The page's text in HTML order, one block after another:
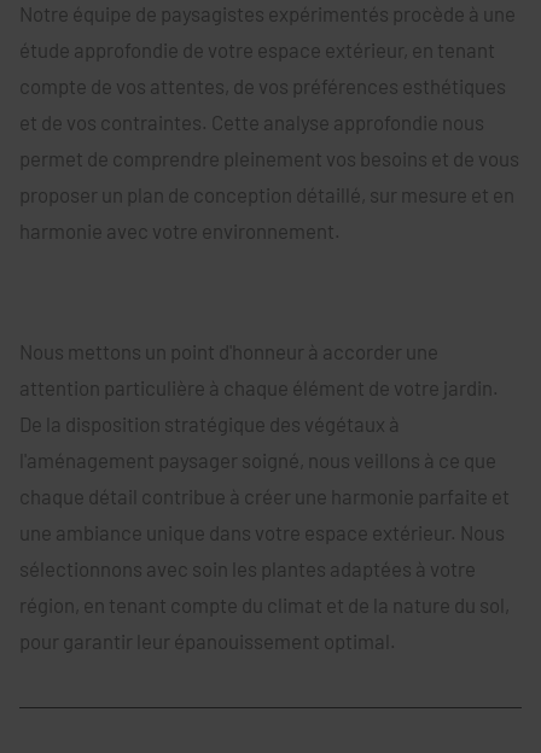
Notre équipe de paysagistes expérimentés procède à une
étude approfondie de votre espace extérieur, en tenant
compte de vos attentes, de vos préférences esthétiques
et de vos contraintes. Cette analyse approfondie nous
permet de comprendre pleinement vos besoins et de vous
proposer un plan de conception détaillé, sur mesure et en
harmonie avec votre environnement.
Nous mettons un point d'honneur à accorder une
attention particulière à chaque élément de votre jardin.
De la disposition stratégique des végétaux à
l'aménagement paysager soigné, nous veillons à ce que
chaque détail contribue à créer une harmonie parfaite et
une ambiance unique dans votre espace extérieur. Nous
sélectionnons avec soin les plantes adaptées à votre
région, en tenant compte du climat et de la nature du sol,
pour garantir leur épanouissement optimal.